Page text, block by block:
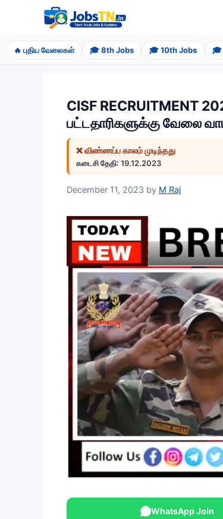
content
🔥 புதிய வேலைகள் 🎓 8th Jobs 🎓 10th Jobs 🎓
CISF RECRUITMENT
பட்டதாரிகளுக்கு வேலை
❌ விண்ணப்ப காலம் முடிந்தது
கடைசி தேதி: 19.12.2023
December 11, 2023 by M Raj
WhatsApp Join